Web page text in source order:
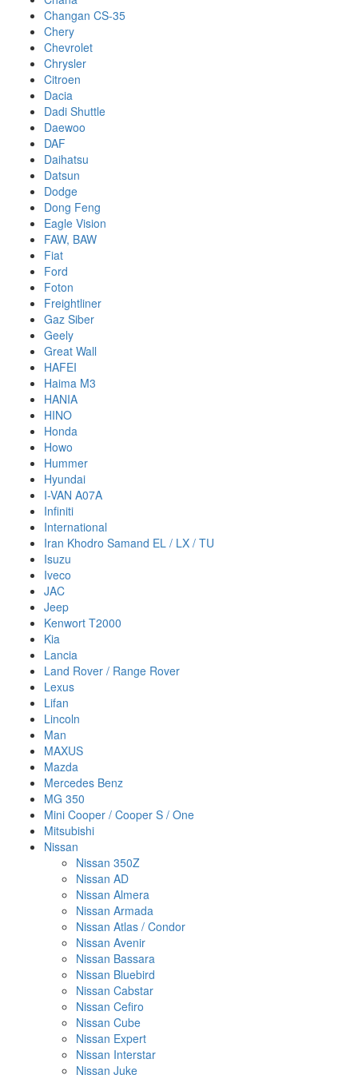
Changan CS-35
Chery
Chevrolet
Chrysler
Citroen
Dacia
Dadi Shuttle
Daewoo
DAF
Daihatsu
Datsun
Dodge
Dong Feng
Eagle Vision
FAW, BAW
Fiat
Ford
Foton
Freightliner
Gaz Siber
Geely
Great Wall
HAFEI
Haima M3
HANIA
HINO
Honda
Howo
Hummer
Hyundai
I-VAN A07A
Infiniti
International
Iran Khodro Samand EL / LX / TU
Isuzu
Iveco
JAC
Jeep
Kenwort T2000
Kia
Lancia
Land Rover / Range Rover
Lexus
Lifan
Lincoln
Man
MAXUS
Mazda
Mercedes Benz
MG 350
Mini Cooper / Cooper S / One
Mitsubishi
Nissan
Nissan 350Z
Nissan AD
Nissan Almera
Nissan Armada
Nissan Atlas / Condor
Nissan Avenir
Nissan Bassara
Nissan Bluebird
Nissan Cabstar
Nissan Cefiro
Nissan Cube
Nissan Expert
Nissan Interstar
Nissan Juke